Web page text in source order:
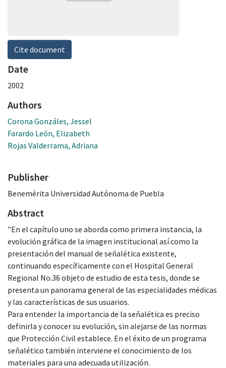
Cite document
Date
2002
Authors
Corona Gonzáles, Jessel
Farardo León, Elizabeth
Rojas Valderrama, Adriana
Publisher
Benemérita Universidad Autónoma de Puebla
Abstract
"En el capítulo uno se aborda como primera instancia, la
evolución gráfica de la imagen institucional así como la
presentación del manual de señalética existente,
continuando específicamente con el Hospital General
Regional No.36 objeto de estudio de esta tesis, donde se
presenta un panorama general de las especialidades médicas
y las características de sus usuarios.
Para entender la importancia de la señalética es preciso
definirla y conocer su evolución, sin alejarse de las normas
que Protección Civil establece. En el éxito de un programa
señalético también interviene el conocimiento de los
materiales para una adecuada utilización.